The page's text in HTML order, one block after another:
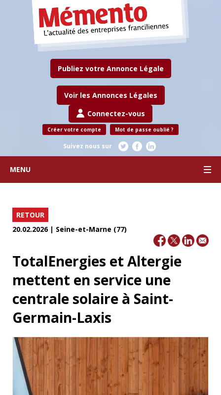
Publiez votre Annonce Légale
Voir les Annonces Légales
Connectez-vous
Créer votre compte Mot de passe oublié ?
Suivez nous sur
MENU
RETOUR
20.02.2026 | Seine-et-Marne (77)
TotalEnergies et Altergie
mettent en service une
centrale solaire à Saint-
Germain-Laxis